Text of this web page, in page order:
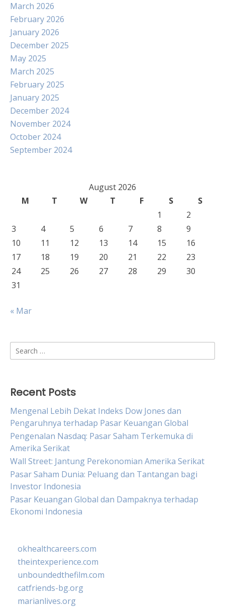
March 2026
February 2026
January 2026
December 2025
May 2025
March 2025
February 2025
January 2025
December 2024
November 2024
October 2024
September 2024
August 2026
M
T W T F S
S
1
2
3
4 5 6 7 8
9
10
11 12 13 14 15
16
17
18 19 20 21 22
23
24
25 26 27 28 29
30
31
« Mar
Search
for:
Recent Posts
Mengenal Lebih Dekat Indeks Dow Jones dan
Pengaruhnya terhadap Pasar Keuangan Global
Pengenalan Nasdaq: Pasar Saham Terkemuka di
Amerika Serikat
Wall Street: Jantung Perekonomian Amerika Serikat
Pasar Saham Dunia: Peluang dan Tantangan bagi
Investor Indonesia
Pasar Keuangan Global dan Dampaknya terhadap
Ekonomi Indonesia
okhealthcareers.com
theintexperience.com
unboundedthefilm.com
catfriends-bg.org
marianlives.org